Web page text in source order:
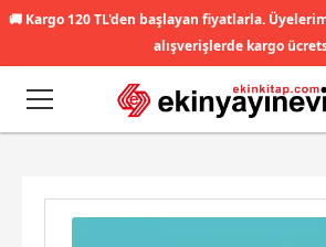
🚚 Kargo 120 TL'den başlayan fiyatlarla.
alışverişlerde kargo